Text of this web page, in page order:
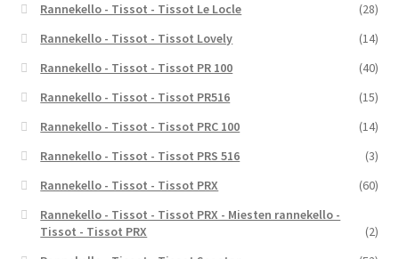
Rannekello - Tissot - Tissot Le Locle
(28)
Rannekello - Tissot - Tissot Lovely
(14)
Rannekello - Tissot - Tissot PR 100
(40)
Rannekello - Tissot - Tissot PR516
(15)
Rannekello - Tissot - Tissot PRC 100
(14)
Rannekello - Tissot - Tissot PRS 516
(3)
Rannekello - Tissot - Tissot PRX
(60)
Rannekello - Tissot - Tissot PRX - Miesten rannekello -
Tissot - Tissot PRX
(2)